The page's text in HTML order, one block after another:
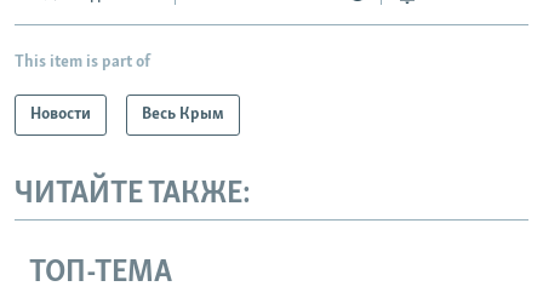
This item is part of
Новости Весь Крым
ЧИТАЙТЕ ТАКЖЕ:
ТОП-ТЕМА